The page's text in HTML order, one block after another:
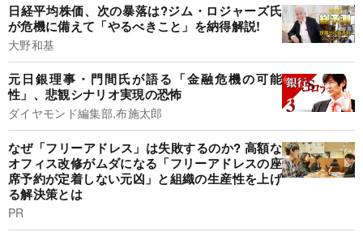
日経平均株価、次の暴落は?ジム・ロジャーズ氏
が危機に備えて「やるべきこと」を納得解説!
大野和基
元日銀理事・門間氏が語る「金融危機の可能
性」、悲観シナリオ実現の恐怖
ダイヤモンド編集部,布施太郎
なぜ「フリーアドレス」は失敗するのか? 高額な
オフィス改修がムダになる「フリーアドレスの座
席予約が定着しない元凶」と組織の生産性を上げ
る解決策とは
PR